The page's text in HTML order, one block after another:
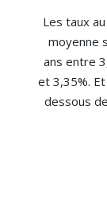
Les taux
moyenne
ans entre
et 3,35%.
dessous